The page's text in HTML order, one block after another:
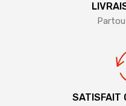
SATISFAIT